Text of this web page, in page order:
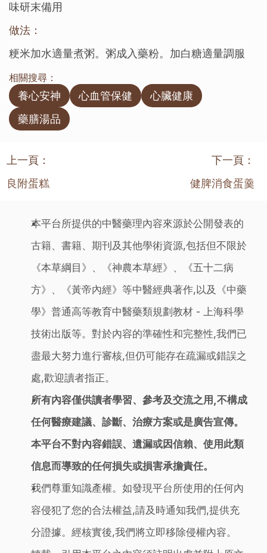
味研末備用
做法：
粳米加水適量煮粥。粥成入藥粉。加白糖適量調服
相關搜尋：
養心安神 心血管保健
心臟健康
藥膳湯品
上一頁：
良附蛋糕
下一頁：
健脾消食蛋羹
本平台所提供的中醫藥理內容來源於公開發表的
古籍、書籍、期刊及其他學術資源,包括但不限於
《本草綱目》、《神農本草經》、《五十二病
方》、《黃帝內經》等中醫經典著作,以及《中藥
學》普通高等教育中醫藥類規劃教材 - 上海科學
技術出版等。對於內容的準確性和完整性,我們已
盡最大努力進行審核,但仍可能存在疏漏或錯誤之
處,歡迎讀者指正。
所有內容僅供讀者學習、參考及交流之用,不構成
任何醫療建議、診斷、治療方案或是廣告宣傳。
本平台不對內容錯誤、遺漏或因信賴、使用此類
信息而導致的任何損失或損害承擔責任。
我們尊重知識產權。如發現平台所使用的任何內
容侵犯了您的合法權益,請及時通知我們,提供充
分證據。經核實後,我們將立即移除侵權內容。